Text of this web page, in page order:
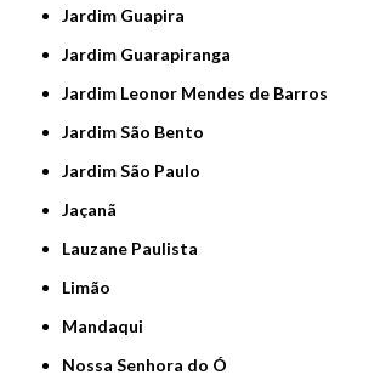
Jardim Guapira
Jardim Guarapiranga
Jardim Leonor Mendes de Barros
Jardim São Bento
Jardim São Paulo
Jaçanã
Lauzane Paulista
Limão
Mandaqui
Nossa Senhora do Ó